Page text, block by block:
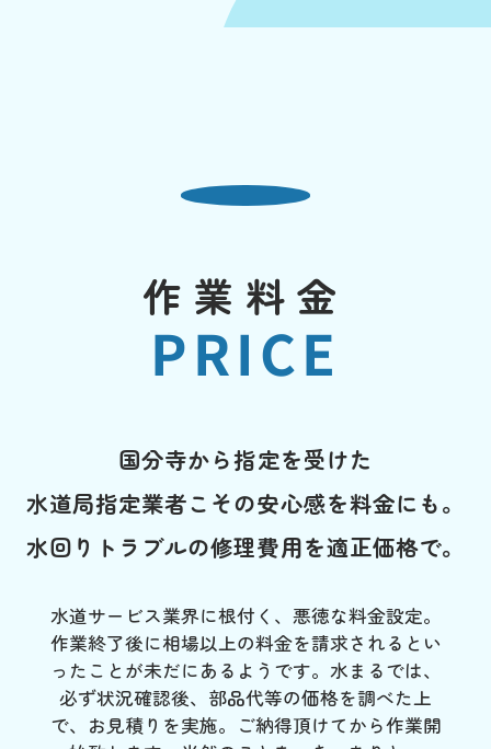
作業料金
PRICE
国分寺から指定を受けた
水道局指定業者こその安心感を料金にも。
水回りトラブルの修理費用を適正価格で。
水道サービス業界に根付く、悪徳な料金設定。
作業終了後に相場以上の料金を請求されるとい
ったことが未だにあるようです。水まるでは、
必ず状況確認後、部品代等の価格を調べた上
で、お見積りを実施。ご納得頂けてから作業開